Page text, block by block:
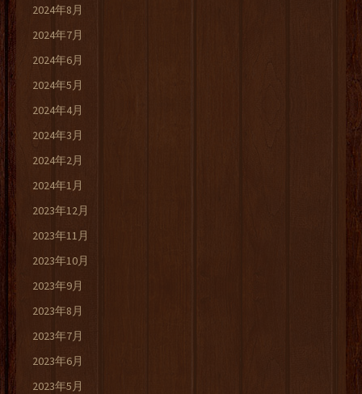
2024年8月
2024年7月
2024年6月
2024年5月
2024年4月
2024年3月
2024年2月
2024年1月
2023年12月
2023年11月
2023年10月
2023年9月
2023年8月
2023年7月
2023年6月
2023年5月